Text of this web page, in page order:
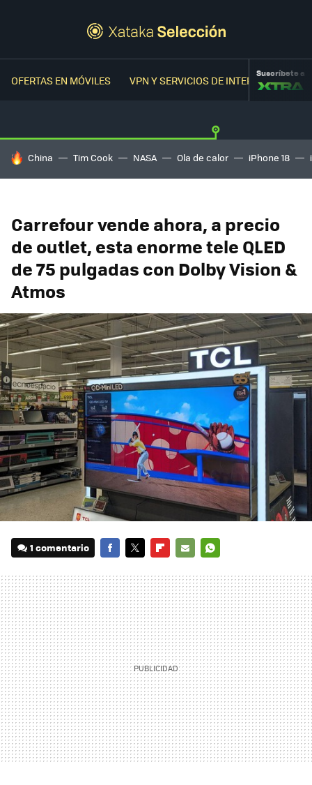
OFERTAS EN MÓVILES VPN Y SERVICIOS DE INTERNETSuscríbete a
HOY SE HABLA DE
China Tim Cook NASA Ola de calor iPhone 18
Carrefour vende ahora, a precio
de outlet, esta enorme tele QLED
de 75 pulgadas con Dolby Vision &
Atmos
1 comentario
MAIL